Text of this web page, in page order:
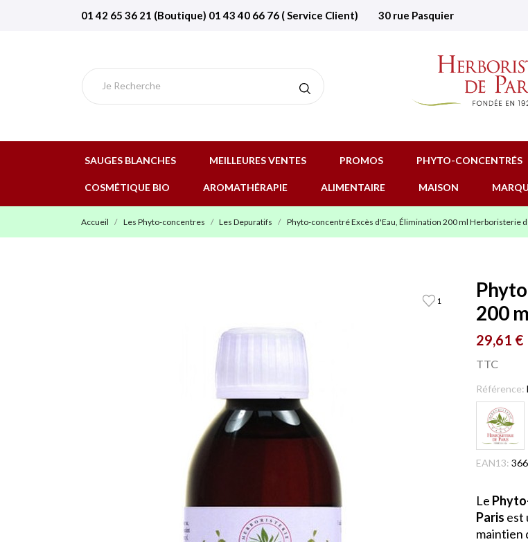
01 42 65 36 21 (Boutique) 01 43 40 66 76 ( Service Client) 30 rue Pasquier
SAUGES BLANCHES MEILLEURES VENTES PROMOS PHYTO-CONCENTRÉS
COSMÉTIQUE BIO AROMATHÉRAPIE ALIMENTAIRE MAISON
Accueil Les Phyto-concentres Les Depuratifs Phyto-concentré Excès d'Eau, Élimination 200 ml Herboristerie
1
200
29,61 €
TTC
Référence:
EAN13:
Le
Paris est
maintien